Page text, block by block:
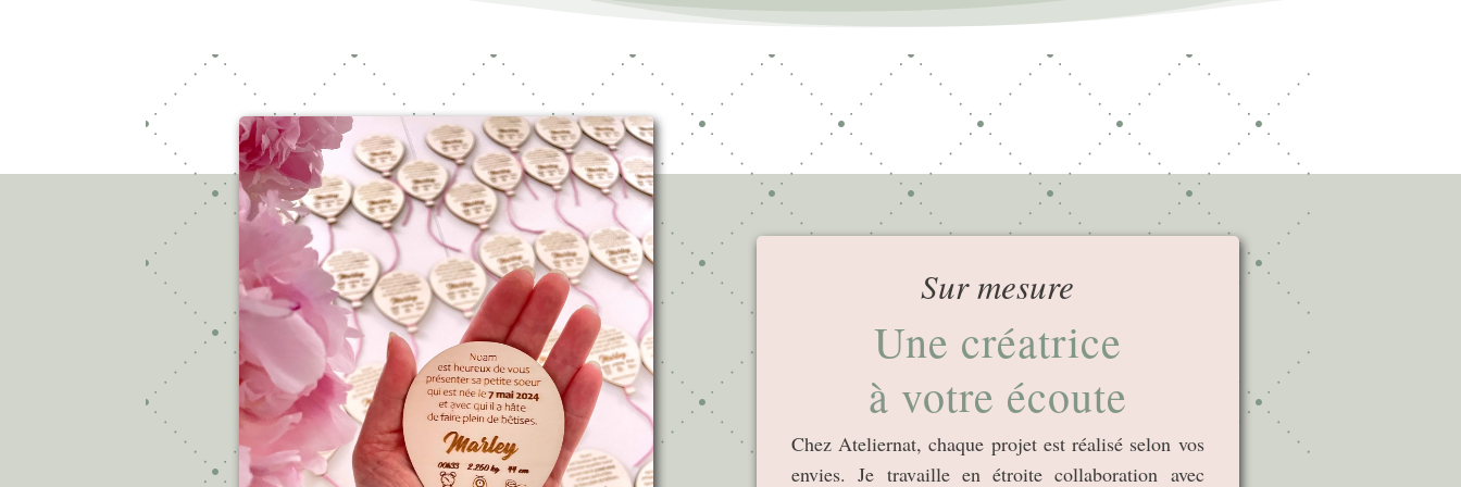
Sur mesure
Une créatrice
à votre écoute
Chez Ateliernat, chaque projet est réalisé selon vos
envies. Je travaille en étroite collaboration avec